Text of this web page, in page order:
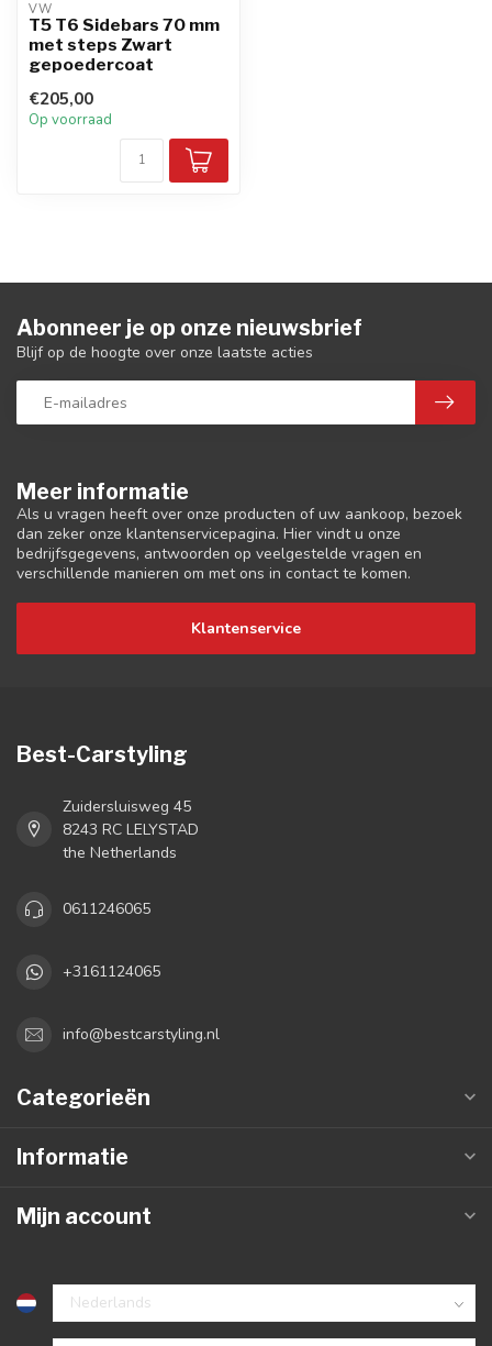
VW
T5 T6 Sidebars 70 mm
met steps Zwart
gepoedercoat
€205,00
Op voorraad
Meer informatie
Als u vragen heeft over onze producten of uw aankoop, bezoek
dan zeker onze klantenservicepagina. Hier vindt u onze
bedrijfsgegevens, antwoorden op veelgestelde vragen en
verschillende manieren om met ons in contact te komen.
Klantenservice
Abonneer je op onze nieuwsbrief
Blijf op de hoogte over onze laatste acties
Best-Carstyling
Zuidersluisweg 45
8243 RC LELYSTAD
the Netherlands
0611246065
+3161124065
info@bestcarstyling.nl
Categorieën
Informatie
Mijn account